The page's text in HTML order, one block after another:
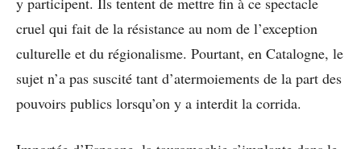
cruel qui fait de la résistance au nom de l’exception
culturelle et du régionalisme. Pourtant, en Catalogne, le
sujet n’a pas suscité tant d’atermoiements de la part des
pouvoirs publics lorsqu’on y a interdit la corrida.